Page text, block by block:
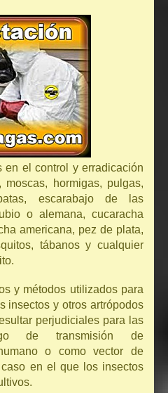
en el control y erradicación
hormigas, pulgas,
escarabajo de las
o alemana, cucaracha
americana, pez de plata,
tábanos y cualquier
y métodos utilizados para
insectos y otros artrópodos
perjudiciales para las
de transmisión de
o como vector de
en el que los insectos